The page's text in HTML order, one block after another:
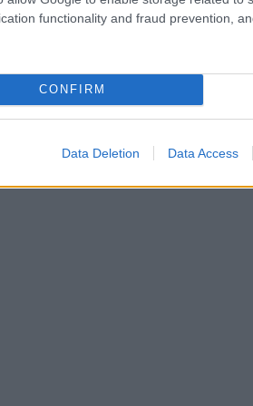
functionality and fraud prevention,
CONFIRM
Data Deletion Data Access